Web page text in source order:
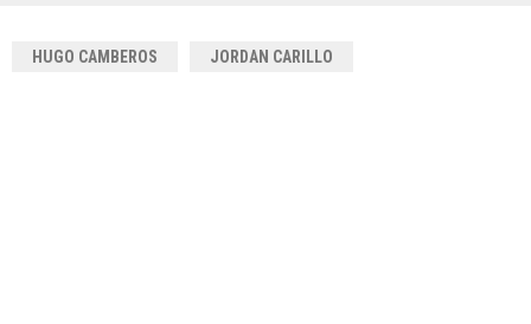
HUGO CAMBEROS JORDAN CARILLO